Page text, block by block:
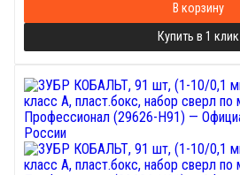
В корзину
Купить в 1 клик